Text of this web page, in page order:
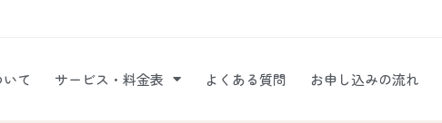
て サービス・料金表 よくある質問 お申し込みの流れ